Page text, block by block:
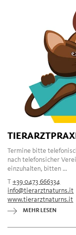
Termine bitte
nach telefonsicher
einzuhalten, bitten ...
T+39 0473 666334
info@tierarztnaturns.it
www.tierarztnaturns.it
MEHR LESEN